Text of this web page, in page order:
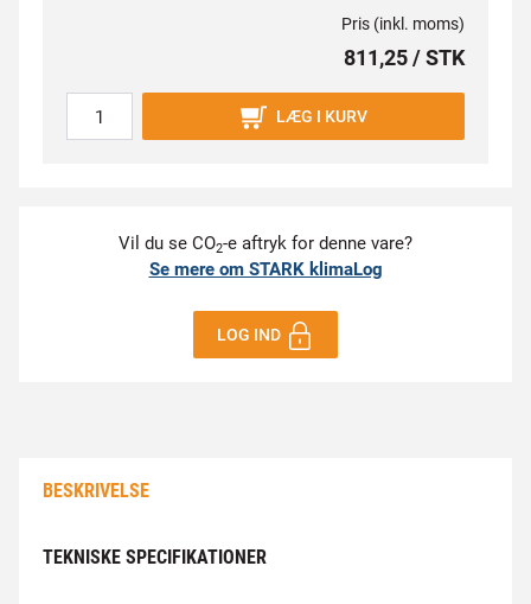
Pris (inkl. moms)
811,25 / STK
LÆG I KURV
Vil du se CO2-e aftryk for denne vare?
Se mere om STARK klimaLog
LOG IND
BESKRIVELSE
TEKNISKE SPECIFIKATIONER